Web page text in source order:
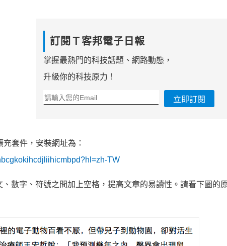
訂閱Ｔ客邦電子日報
掌握最熱門的科技話題、網路動態，
升級你的科技原力！
立即訂閱
套件，安裝網址為：
TW
數字、符號之間加上空格，提高文章的易讀性。請看下圖的